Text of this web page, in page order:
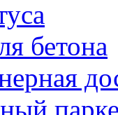
бетона